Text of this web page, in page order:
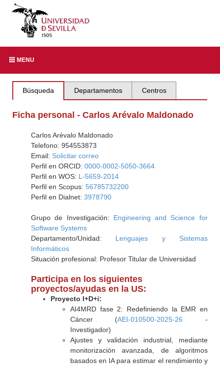
MENU
Búsqueda Departamentos Centros
Ficha personal - Carlos Arévalo Maldonado
Carlos Arévalo Maldonado
Telefono: 954553873
Email: Solicitar correo
Perfil en ORCID: 0000-0002-5050-3664
Perfil en WOS: L-5659-2014
Perfil en Scopus: 56785732200
Perfil en Dialnet: 3978790
Grupo de Investigación: Engineering and Science for
Software Systems
Departamento/Unidad: Lenguajes y Sistemas
Informáticos
Situación profesional: Profesor Titular de Universidad
Participa en los siguientes
proyectos/ayudas en la US:
Proyecto I+D+i:
AI4MRD fase 2: Redefiniendo la EMR en
Cáncer (AEI-010500-2025-26 -
Investigador)
Ajustes y validación industrial, mediante
monitorización avanzada, de algoritmos
basados en IA para estimar el rendimiento y